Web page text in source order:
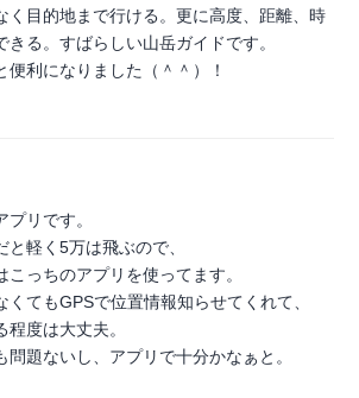
く目的地まで行ける。更に高度、距離、時
きる。すばらしい山岳ガイドです。
便利になりました（＾＾）！
プリです。
と軽く5万は飛ぶので、
こっちのアプリを使ってます。
くてもGPSで位置情報知らせてくれて、
程度は大丈夫。
問題ないし、アプリで十分かなぁと。